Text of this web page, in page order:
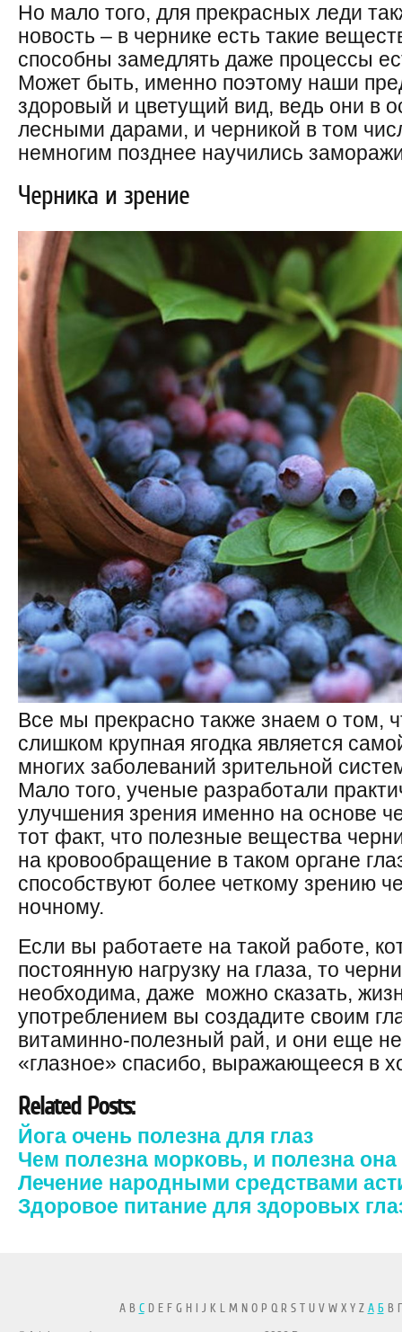
Но мало того, для прекрасных леди
новость – в чернике есть такие
способны замедлять даже процессы
Может быть, именно поэтому наши
здоровый и цветущий вид, ведь они в
лесными дарами, и черникой в том
немногим позднее научились
Черника и зрение
Все мы прекрасно также знаем о том,
слишком крупная ягодка является
многих заболеваний зрительной
Мало того, ученые разработали
улучшения зрения именно на основе
тот факт, что полезные вещества
на кровообращение в таком органе
способствуют более четкому зрению
ночному.
Если вы работаете на такой работе,
постоянную нагрузку на глаза, то
необходима, даже можно сказать,
употреблением вы создадите своим
витаминно-полезный рай, и они еще
«глазное» спасибо, выражающееся в
Related Posts:
Йога очень полезна для глаз
Чем полезна морковь, и полезна
Лечение народными средствами
Здоровое питание для здоровых
A B CD E F G H I J K L M N O P Q R S T U V W X Y Z А БВ